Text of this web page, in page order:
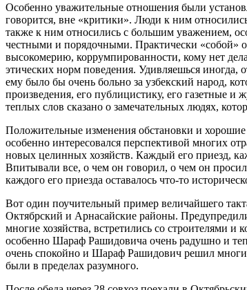
Особенно уважительные отношения были
говорится, вне «критики». Люди к ним
также к ним относились с большим уважением,
честными и порядочными. Практически «собой»
высокомерию, коррумпированности, кому нет
этических норм поведения. Удивляешься
ему было бы очень больно за узбекский народ,
произведения, его публицистику, его газетные
теплых слов сказано о замечательных людях,
Положительные изменения обстановки и хорошие
особенно интересовался перспективой многих
новых целинных хозяйств. Каждый его приезд,
Впитывали все, о чем он говорил, о чем он
каждого его приезда оставалось что-то
Вот один поучительный пример величайшего
Октябрский и Арнасайские районы.
многие хозяйства, встретились со строителями
особенно Шараф Рашидовича очень радушно и
очень спокойно и Шараф Рашидович решил
были в пределах разумного.